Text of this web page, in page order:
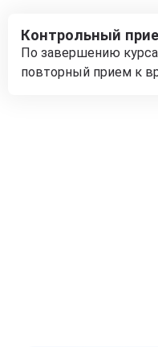
Контрольный
По завершению
повторный прием к